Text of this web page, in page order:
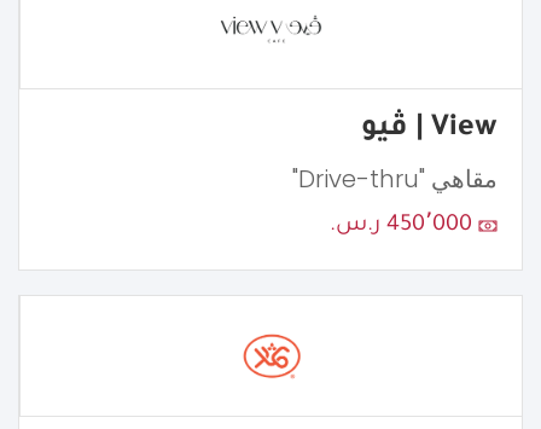
View | ڤيو
مقاهي "Drive-thru"
450٬000 ر.س.